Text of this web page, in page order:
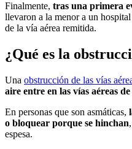
Finalmente, tras una primera
llevaron a la menor a un
de la vía aérea remitida.
¿Qué es la
Una obstrucción de las vías
aire entre en las vías aéreas
En personas que son asmáticas,
o bloquear porque se hinchan,
espesa.